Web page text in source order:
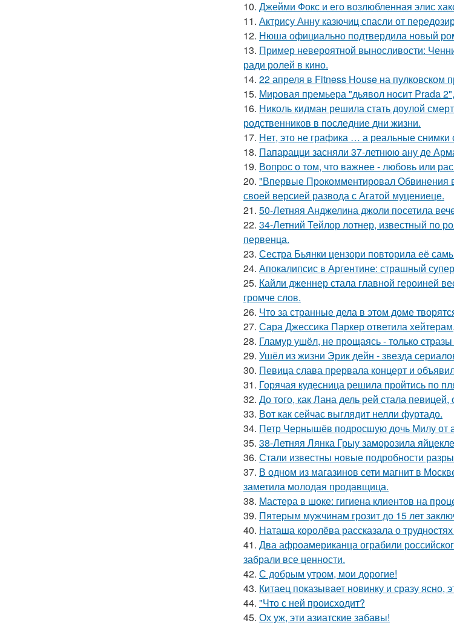
10. Джейми Фокс и его возлюбленная элис
11. Актрису Анну казючиц спасли от
12. Нюша официально подтвердила новый
13. Пример невероятной выносливости:
ради ролей в кино.
14. 22 апреля в Fitness House на пулковском
15. Мировая премьера "дьявол носит Prada
16. Николь кидман решила стать доулой
родственников в последние дни жизни.
17. Нет, это не графика … а реальные снимки
18. Папарацци засняли 37-летнюю ану де
19. Вопрос о том, что важнее - любовь или
20. "Впервые Прокомментировал Обвинения
своей версией развода с Агатой муцениеце.
21. 50-Летняя Анджелина джоли посетила
22. 34-Летний Тейлор лотнер, известный по
первенца.
23. Сестра Бьянки цензори повторила её
24. Апокалипсис в Аргентине: страшный
25. Кайли дженнер стала главной героиней
громче слов.
26. Что за странные дела в этом доме
27. Сара Джессика Паркер ответила
28. Гламур ушёл, не прощаясь - только
29. Ушёл из жизни Эрик дейн - звезда
30. Певица слава прервала концерт и
31. Горячая кудесница решила пройтись по
32. До того, как Лана дель рей стала
33. Вот как сейчас выглядит нелли фуртадо.
34. Петр Чернышёв подросшую дочь Милу от
35. 38-Летняя Лянка Грыу заморозила
36. Стали известны новые подробности
37. В одном из магазинов сети магнит в
заметила молодая продавщица.
38. Мастера в шоке: гигиена клиентов на
39. Пятерым мужчинам грозит до 15 лет
40. Наташа королёва рассказала о
41. Два афроамериканца ограбили
забрали все ценности.
42. С добрым утром, мои дорогие!
43. Китаец показывает новинку и сразу
44. "Что с ней происходит?
45. Ох уж, эти азиатские забавы!